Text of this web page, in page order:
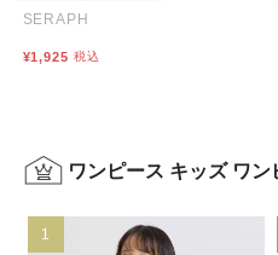
SERAPH
¥1,925 税込
ワンピース キッズ ワ
1